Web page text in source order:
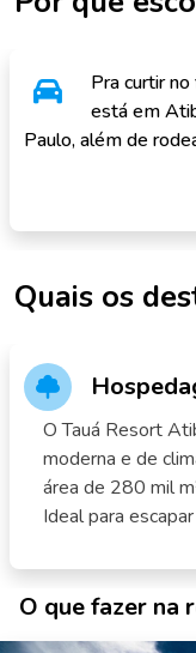
Pra curtir
está em
Paulo, além de
Quais os
O Tauá Resort
moderna e de
área de 280 mil
Ideal para
O que fazer na